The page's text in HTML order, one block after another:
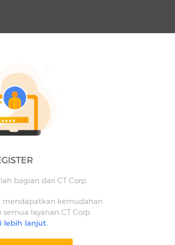
bagian dari CT Corp.
kemudahan
layanan CT Corp.
lebih lanjut.